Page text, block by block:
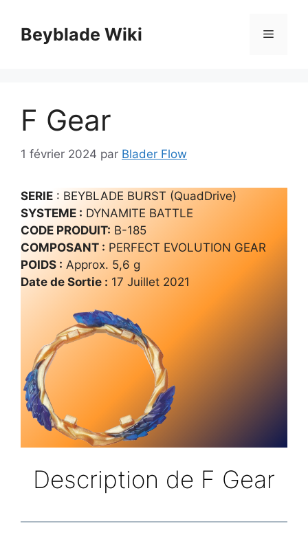
contenuBeyblade Wiki Menu
F Gear
1 février 2024 par Blader Flow
SERIE : BEYBLADE BURST (QuadDrive)
SYSTEME : DYNAMITE BATTLE
CODE PRODUIT: B-185
COMPOSANT : PERFECT EVOLUTION GEAR
POIDS : Approx. 5,6 g
Date de Sortie : 17 Juillet 2021
Description de F Gear